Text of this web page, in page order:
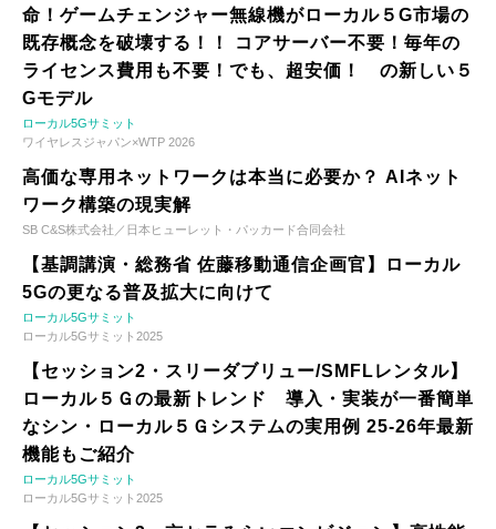
命！ゲームチェンジャー無線機がローカル５G市場の
既存概念を破壊する！！ コアサーバー不要！毎年の
ライセンス費用も不要！でも、超安価！ の新しい５
Gモデル
ローカル5Gサミット
ワイヤレスジャパン×WTP 2026
高価な専用ネットワークは本当に必要か？ AIネット
ワーク構築の現実解
SB C&S株式会社／日本ヒューレット・パッカード合同会社
【基調講演・総務省 佐藤移動通信企画官】ローカル
5Gの更なる普及拡大に向けて
ローカル5Gサミット
ローカル5Gサミット2025
【セッション2・スリーダブリュー/SMFLレンタル】
ローカル５Ｇの最新トレンド 導入・実装が一番簡単
なシン・ローカル５Ｇシステムの実用例 25-26年最新
機能もご紹介
ローカル5Gサミット
ローカル5Gサミット2025